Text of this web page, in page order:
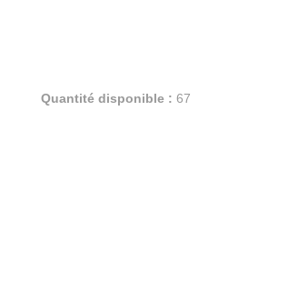
Quantité disponible : 67